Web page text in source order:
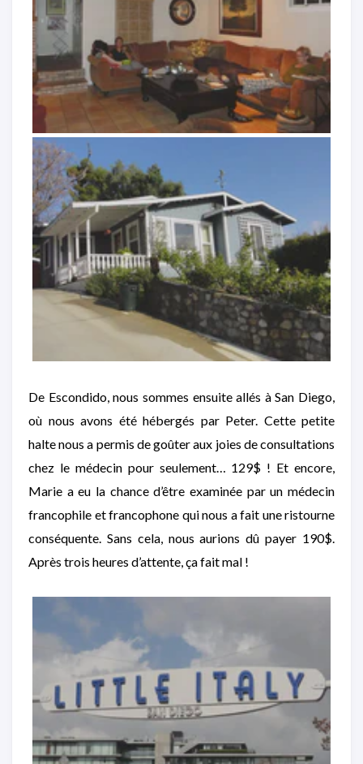
De Escondido, nous sommes ensuite allés à San Diego,
où nous avons été hébergés par Peter. Cette petite
halte nous a permis de goûter aux joies de consultations
chez le médecin pour seulement… 129$ ! Et encore,
Marie a eu la chance d’être examinée par un médecin
francophile et francophone qui nous a fait une ristourne
conséquente. Sans cela, nous aurions dû payer 190$.
Après trois heures d’attente, ça fait mal !